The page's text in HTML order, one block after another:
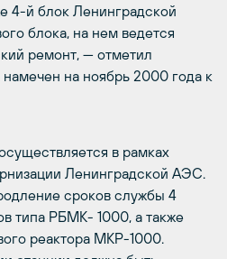
4-й блок Ленинградской
блока, на нем ведется
ремонт, — отметил
на ноябрь 2000 года к
в рамках
Ленинградской АЭС.
сроков службы 4
типа РБМК- 1000, а также
реактора МКР-1000.